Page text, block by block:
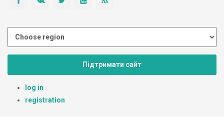
Підтримати сайт
log in
registration